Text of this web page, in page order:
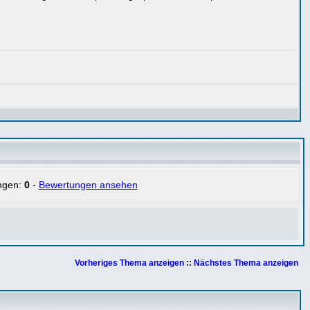
0- Bewertungen ansehen
Vorheriges Thema anzeigen :: Nächstes Thema anzeigen